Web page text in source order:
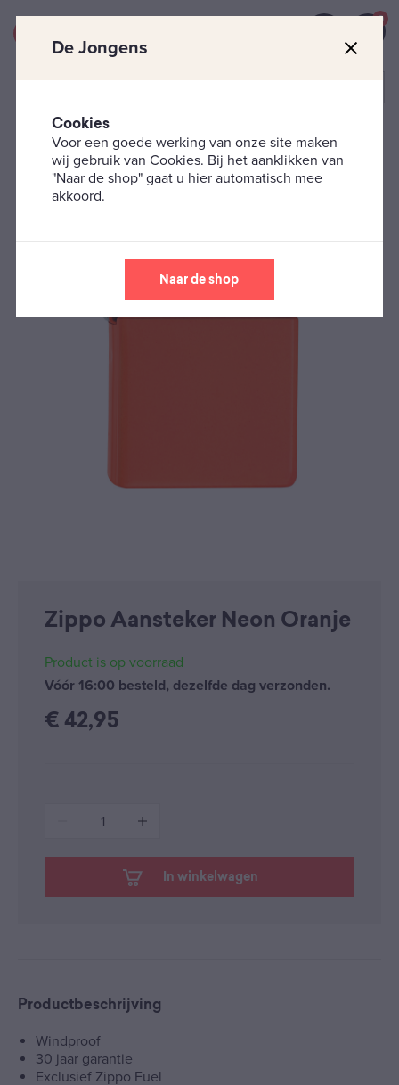
0
Zippo's Classic Zippo Aansteker Neon Oranje
Zippo Aansteker Neon Oranje
Product is op voorraad
Vóór 16:00 besteld, dezelfde dag verzonden.
€ 42,95
1
In winkelwagen
Productbeschrijving
Windproof
30 jaar garantie
Exclusief Zippo Fuel
De Jongens
Cookies
Voor een goede werking van onze site maken
wij gebruik van Cookies. Bij het aanklikken van
"Naar de shop" gaat u hier automatisch mee
akkoord.
Naar de shop